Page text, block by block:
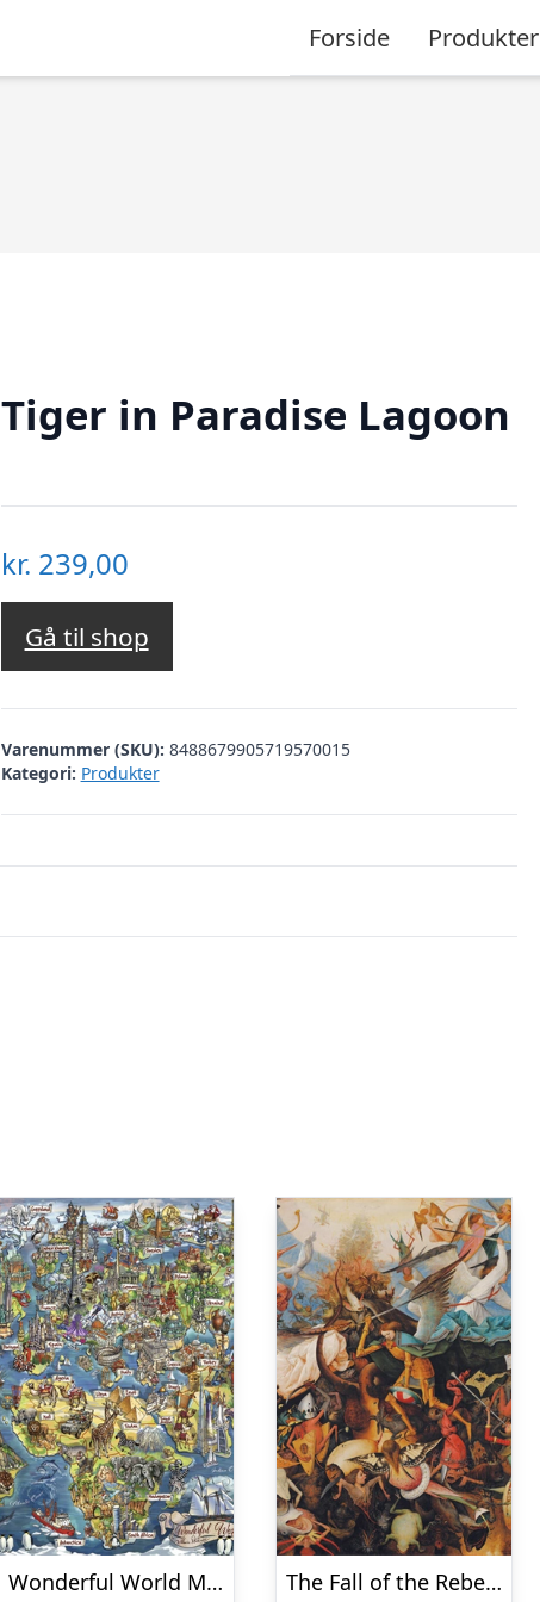
Forside Produkter
Tiger in Paradise Lagoon
kr. 239,00
Gå til shop
Varenummer (SKU): 8488679905719570015
Kategori: Produkter
Wonderful World Map The Fall of the Rebel Angels